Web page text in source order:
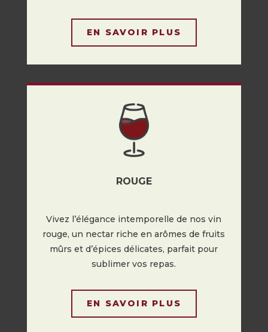
EN SAVOIR PLUS
ROUGE
Vivez l’élégance intemporelle de nos vin
rouge, un nectar riche en arômes de fruits
mûrs et d’épices délicates, parfait pour
sublimer vos repas.
EN SAVOIR PLUS